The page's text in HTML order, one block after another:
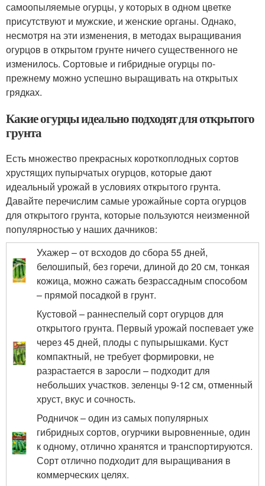
самоопыляемые огурцы, у которых в одном цветке
присутствуют и мужские, и женские органы. Однако,
несмотря на эти изменения, в методах выращивания
огурцов в открытом грунте ничего существенного не
изменилось. Сортовые и гибридные огурцы по-
прежнему можно успешно выращивать на открытых
грядках.
Какие огурцы идеально подходят для открытого
грунта
Есть множество прекрасных короткоплодных сортов
хрустящих пупырчатых огурцов, которые дают
идеальный урожай в условиях открытого грунта.
Давайте перечислим самые урожайные сорта огурцов
для открытого грунта, которые пользуются неизменной
популярностью у наших дачников:
Ухажер – от всходов до сбора 55 дней,
белошипый, без горечи, длиной до 20 см, тонкая
кожица, можно сажать безрассадным способом
– прямой посадкой в грунт.
Кустовой – раннеспелый сорт огурцов для
открытого грунта. Первый урожай поспевает уже
через 45 дней, плоды с пупырышками. Куст
компактный, не требует формировки, не
разрастается в заросли – подходит для
небольших участков. зеленцы 9-12 см, отменный
хруст, вкус и сочность.
Родничок – один из самых популярных
гибридных сортов, огурчики выровненные, один
к одному, отлично хранятся и транспортируются.
Сорт отлично подходит для выращивания в
коммерческих целях.